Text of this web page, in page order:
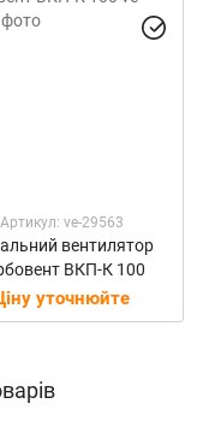
Артикул: ve-29563
вентилятор
ВКП-К 100
уточнюйте